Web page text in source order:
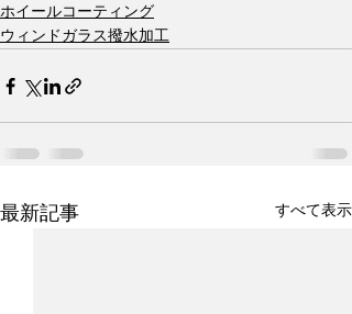
ホイールコーティング
ウィンドガラス撥水加工
最新記事 すべて表示